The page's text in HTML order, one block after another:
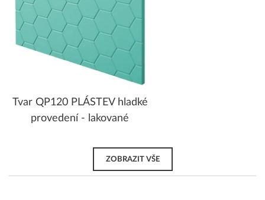
Tvar QP120 PLÁSTEV hladké
provedení - lakované
ZOBRAZIT VŠE